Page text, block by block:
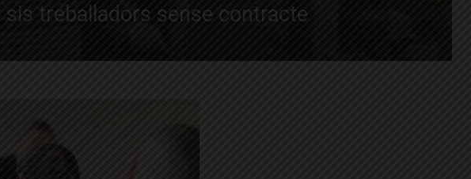
sis treballadors sense contracte